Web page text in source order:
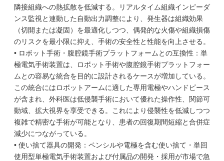
隣接組織への熱拡散を低減する。リアルタイム組織インピーダ
ンス監視と連動した自動出力調整により、発生器は組織効果
（切開または凝固）を最適化しつつ、偶発的な火傷や組織損傷
のリスクを最小限に抑え、手術の安全性と性能を向上させる。
• ロボット手術・腹腔鏡手術プラットフォームとの互換性：単
極電気手術装置は、ロボット手術や腹腔鏡手術プラットフォー
ムとの容易な統合を目的に設計されるケースが増加している。
この統合にはロボットアームに適した専用電極やハンドピース
が含まれ、外科医は低侵襲手術において優れた操作性、関節可
動域、拡大視界を享受できる。これにより侵襲性を低減しつつ
複雑で精密な手術が可能となり、患者の回復期間短縮と合併症
減少につながっている。
• 使い捨て器具の開発：ペンシルや電極を含む使い捨て・単回
使用型単極電気手術装置および付属品の開発・採用が市場で急